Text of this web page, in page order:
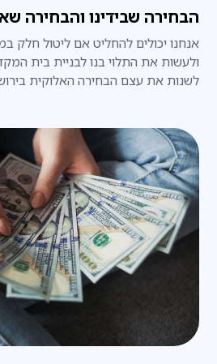
הבחירה שבידינו והבחירה
אנחנו יכולים להחליט אם ליטול חלק
ולעשות את התלוי בנו לבניית בית
לשנות את עצם הבחירה האלוקית